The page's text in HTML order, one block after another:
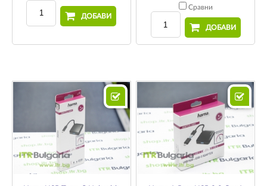
ДОБАВИ
Сравни
ДОБАВИ